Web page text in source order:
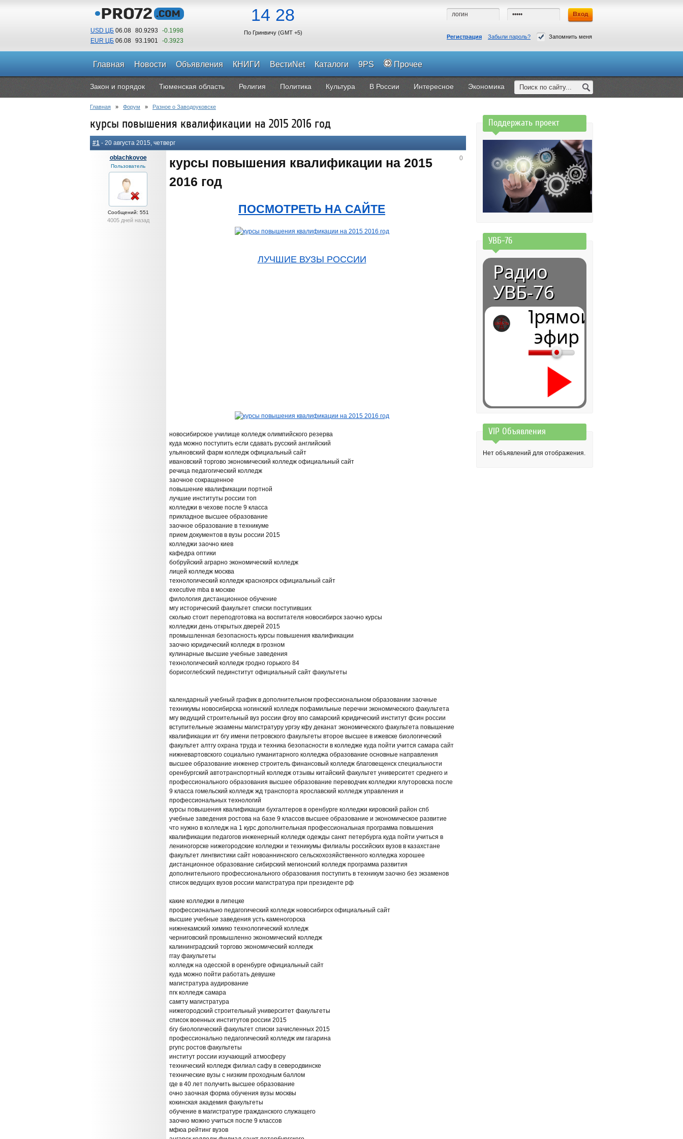
USD ЦБ 06.08 80.9293 -0.1998
EUR ЦБ 06.08 93.1901 -0.3923
14 28
По Гринвичу (GMT +5)
Регистрация Забыли пароль? Запомнить меня
Главная Новости Объявления КНИГИ ВестиNet Каталоги 9PS Прочее
Закон и порядок Тюменская область Религия Политика Культура В России Интересное Экономика
Главная » Форум » Разное о Заводоуковске
курсы повышения квалификации на 2015 2016 год
#1 - 20 августа 2015, четверг
oblachkovoe
Пользователь
Сообщений: 551
4005 дней назад
0
курсы повышения квалификации на 2015
2016 год
ПОСМОТРЕТЬ НА САЙТЕ
ЛУЧШИЕ ВУЗЫ РОССИИ
новосибирское училище колледж олимпийского резерва
куда можно поступить если сдавать русский английский
ульяновский фарм колледж официальный сайт
ивановский торгово экономический колледж официальный сайт
речица педагогический колледж
заочное сокращенное
повышение квалификации портной
лучшие институты россии топ
колледжи в чехове после 9 класса
прикладное высшее образование
заочное образование в техникуме
прием документов в вузы россии 2015
колледжи заочно киев
кафедра оптики
бобруйский аграрно экономический колледж
лицей колледж москва
технологический колледж красноярск официальный сайт
executive mba в москве
филология дистанционное обучение
мгу исторический факультет списки поступивших
сколько стоит переподготовка на воспитателя новосибирск заочно курсы
колледжи день открытых дверей 2015
промышленная безопасность курсы повышения квалификации
заочно юридический колледж в грозном
кулинарные высшие учебные заведения
технологический колледж гродно горького 84
борисоглебский пединститут официальный сайт факультеты
календарный учебный график в дополнительном профессиональном образовании заочные
техникумы новосибирска ногинский колледж пофамильные перечни экономического факультета
мгу ведущий строительный вуз россии фгоу впо самарский юридический институт фсин россии
вступительные экзамены магистратуру ургэу кфу деканат экономического факультета повышение
квалификации ит бгу имени петровского факультеты второе высшее в ижевске биологический
факультет алтгу охрана труда и техника безопасности в колледже куда пойти учится самара сайт
нижневартовского социально гуманитарного колледжа образование основные направления
высшее образование инженер строитель финансовый колледж благовещенск специальности
оренбургский автотранспортный колледж отзывы китайский факультет университет среднего и
профессионального образования высшее образование переводчик колледжи ялуторовска после
9 класса гомельский колледж жд транспорта ярославский колледж управления и
профессиональных технологий
курсы повышения квалификации бухгалтеров в оренбурге колледжи кировский район спб
учебные заведения ростова на базе 9 классов высшее образование и экономическое развитие
что нужно в колледж на 1 курс дополнительная профессиональная программа повышения
квалификации педагогов инженерный колледж одежды санкт петербурга куда пойти учиться в
лениногорске нижегородские колледжи и техникумы филиалы российских вузов в казахстане
факультет лингвистики сайт новоаннинского сельскохозяйственного колледжа хорошее
дистанционное образование сибирский мегионский колледж программа развития
дополнительного профессионального образования поступить в техникум заочно без экзаменов
список ведущих вузов россии магистратура при президенте рф
какие колледжи в липецке
профессионально педагогический колледж новосибирск официальный сайт
высшие учебные заведения усть каменогорска
нижнекамский химико технологический колледж
черниговский промышленно экономический колледж
калининградский торгово экономический колледж
ггау факультеты
колледж на одесской в оренбурге официальный сайт
куда можно пойти работать девушке
магистратура аудирование
пгк колледж самара
самгту магистратура
нижегородский строительный университет факультеты
список военных институтов россии 2015
бгу биологический факультет списки зачисленных 2015
профессионально педагогический колледж им гагарина
ргупс ростов факультеты
институт россии изучающий атмосферу
технический колледж филиал сафу в северодвинске
технические вузы с низким проходным баллом
где в 40 лет получить высшее образование
очно заочная форма обучения вузы москвы
кокинская академия факультеты
обучение в магистратуре гражданского служащего
заочно можно учиться после 9 классов
мфюа рейтинг вузов
Поддержать проект
УВБ-76
Радио
УВБ-76
Прямой
эфир
VIP Объявления
Нет объявлений для отображения.